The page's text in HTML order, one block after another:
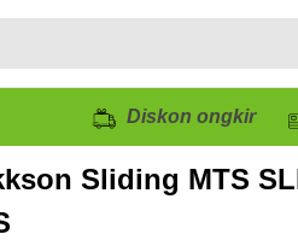
Diskon ongkir
Sliding MTS